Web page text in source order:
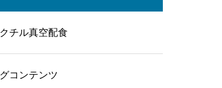
チル真空配食
コンテンツ